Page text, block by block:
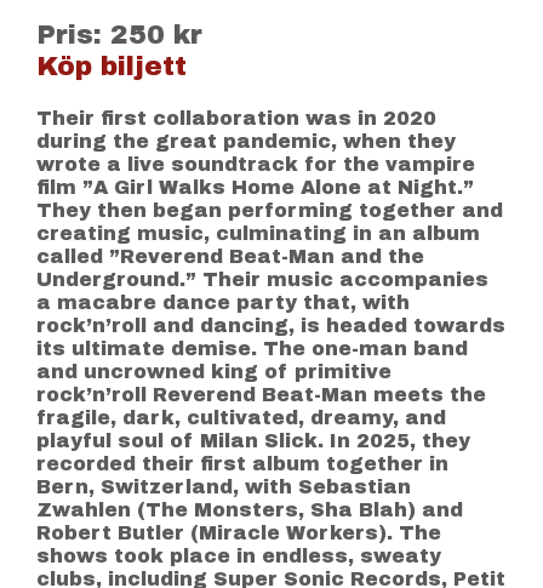
Pris: 250 kr
Köp biljett
Their first collaboration was in 2020
during the great pandemic, when they
wrote a live soundtrack for the vampire
film ”A Girl Walks Home Alone at Night.”
They then began performing together and
creating music, culminating in an album
called ”Reverend Beat-Man and the
Underground.” Their music accompanies
a macabre dance party that, with
rock’n’roll and dancing, is headed towards
its ultimate demise. The one-man band
and uncrowned king of primitive
rock’n’roll Reverend Beat-Man meets the
fragile, dark, cultivated, dreamy, and
playful soul of Milan Slick. In 2025, they
recorded their first album together in
Bern, Switzerland, with Sebastian
Zwahlen (The Monsters, Sha Blah) and
Robert Butler (Miracle Workers). The
shows took place in endless, sweaty
clubs, including Super Sonic Records, Petit